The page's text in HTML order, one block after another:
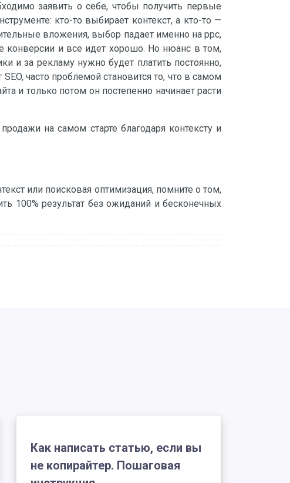
заявить о себе, чтобы получить первые
кто-то выбирает контекст, а кто-то —
вложения, выбор падает именно на ppc,
конверсии и все идет хорошо. Но нюанс в том,
и за рекламу нужно будет платить постоянно,
часто проблемой становится то, что в самом
и только потом он постепенно начинает расти
на самом старте благодаря контексту и
или поисковая оптимизация, помните о том,
100% результат без ожиданий и бесконечных
Как написать статью, если вы
не копирайтер. Пошаговая